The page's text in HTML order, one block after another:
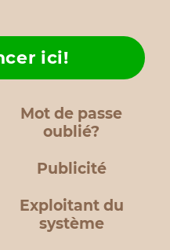
Mot de passe
oublié?
ici!
Publicité
Exploitant du
système